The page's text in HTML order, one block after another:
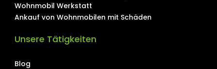
Wohnmobil Werkstatt
Ankauf von Wohnmobilen mit Schäden
Unsere Tätigkeiten
Blog